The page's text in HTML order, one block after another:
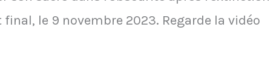
le 9 novembre 2023. Regarde la vidéo